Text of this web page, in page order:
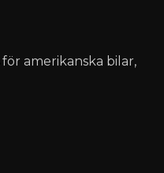
amerikanska bilar,